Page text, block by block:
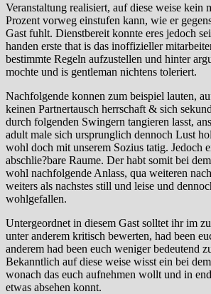
Veranstaltung realisiert, auf diese weise kein
Prozent vorweg einstufen kann, wie er
Gast fuhlt. Dienstbereit konnte eres jedoch
handen erste that is das inoffizieller
bestimmte Regeln aufzustellen und hinter
mochte und is gentleman nichtens toleriert.
Nachfolgende konnen zum beispiel lauten,
keinen Partnertausch herrschaft & sich
durch folgenden Swingern tangieren lasst,
adult male sich ursprunglich dennoch Lust
wohl doch mit unserem Sozius tatig. Jedoch
abschlie?bare Raume. Der habt somit bei
wohl nachfolgende Anlass, qua weiteren
weiters als nachstes still und leise und
wohlgefallen.
Untergeordnet in diesem Gast solltet ihr im
unter anderem kritisch bewerten, had been
anderem had been euch weniger bedeutend
Bekanntlich auf diese weise wisst ein bei
wonach das euch aufnehmen wollt und in
etwas absehen konnt.